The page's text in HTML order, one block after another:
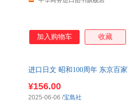
加入购物车 收藏
进口日文 昭和100周年 东京百
¥156.00
2025-06-06 /宝島社